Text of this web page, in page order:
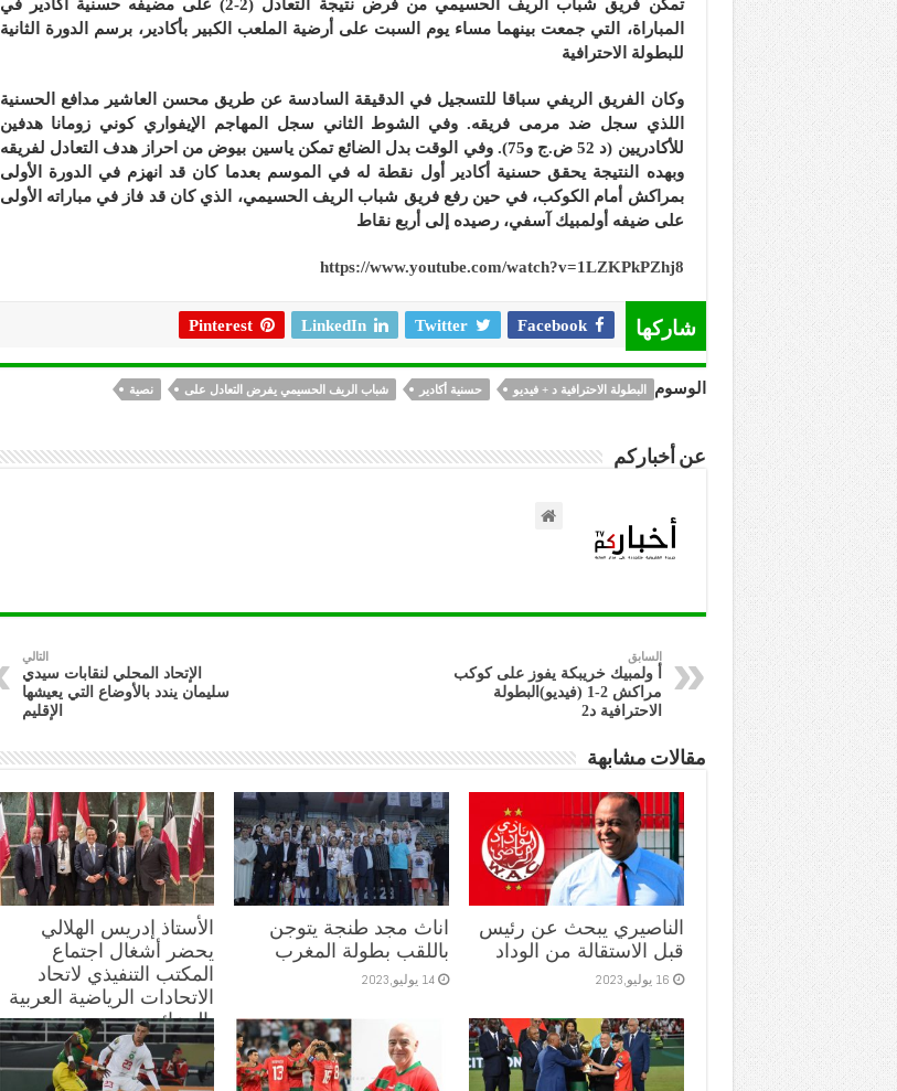
تمكن فريق شباب الريف الحسيمي من فرض نتيجة التعادل (2-2) على مضيفه حسنية أكادير في
المباراة، التي جمعت بينهما مساء يوم السبت على أرضية الملعب الكبير بأكادير، برسم الدورة الثانية
للبطولة الاحترافية
وكان الفريق الريفي سباقا للتسجيل في الدقيقة السادسة عن طريق محسن العاشير مدافع الحسنية
اللذي سجل ضد مرمى فريقه. وفي الشوط الثاني سجل المهاجم الإيفواري كوني زومانا هدفين
للأكادريين (د 52 ض.ج و75). وفي الوقت بدل الضائع تمكن ياسين بيوض من احراز هدف التعادل لفريقه
وبهده النتيجة يحقق حسنية أكادير أول نقطة له في الموسم بعدما كان قد انهزم في الدورة الأولى
بمراكش أمام الكوكب، في حين رفع فريق شباب الريف الحسيمي، الذي كان قد فاز في مباراته الأولى
على ضيفه أولمبيك آسفي، رصيده إلى أربع نقاط
https://www.youtube.com/watch?v=1LZKPkPZhj8
شاركها Facebook
Twitter
LinkedIn
Pinterest
الوسوم البطولة الاحترافية د + فيديو حسنية أكادير شباب الريف الحسيمي يفرض التعادل على نصية
عن أخباركم
السابق
أ ولمبيك خريبكة يفوز على كوكب
مراكش 2-1 (فيديو)البطولة
الاحترافية د2
التالي
الإتحاد المحلي لنقابات سيدي
سليمان يندد بالأوضاع التي يعيشها
الإقليم
مقالات مشابهة
الناصيري يبحث عن رئيس
قبل الاستقالة من الوداد
16 يوليو,2023
اناث مجد طنجة يتوجن
باللقب بطولة المغرب
14 يوليو,2023
الأستاذ إدريس الهلالي
يحضر أشغال اجتماع
المكتب التنفيذي لاتحاد
الاتحادات الرياضية العربية
بالجزائر:
10 يوليو,2023